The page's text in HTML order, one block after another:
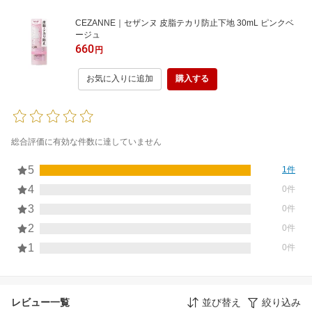
CEZANNE｜セザンヌ 皮脂テカリ防止下地 30mL ピンクベ
ージュ
660円
お気に入りに追加 購入する
総合評価に有効な件数に達していません
5 1件
4 0件
3 0件
2 0件
1 0件
レビュー一覧 並び替え 絞り込み